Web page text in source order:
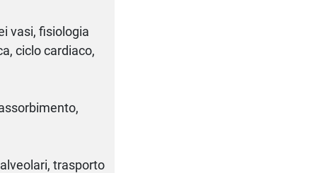
vasi, fisiologia
ciclo cardiaco,
trasporto